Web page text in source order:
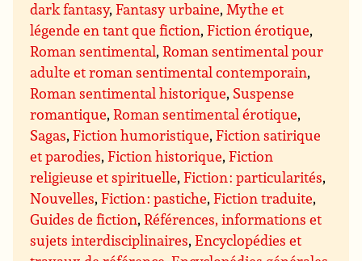
dark fantasy,Fantasy urbaine,Mythe et
légende en tant que fiction,Fiction érotique,
Roman sentimental,Roman sentimental pour
adulte et roman sentimental contemporain,
Roman sentimental historique, Suspense
romantique,Roman sentimental érotique,
Sagas,Fiction humoristique,Fiction satirique
et parodies,Fiction historique,Fiction
religieuse et spirituelle,Fiction : particularités,
Nouvelles,Fiction : pastiche,Fiction traduite,
Guides de fiction,Références, informations et
sujets interdisciplinaires,Encyclopédies et